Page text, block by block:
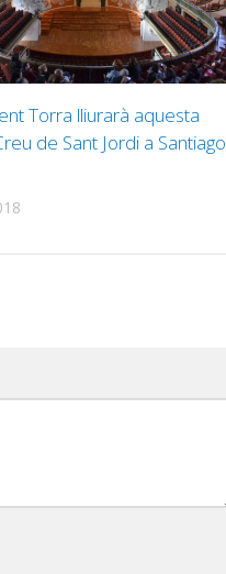
Torra lliurarà aquesta
de Sant Jordi a Santiago